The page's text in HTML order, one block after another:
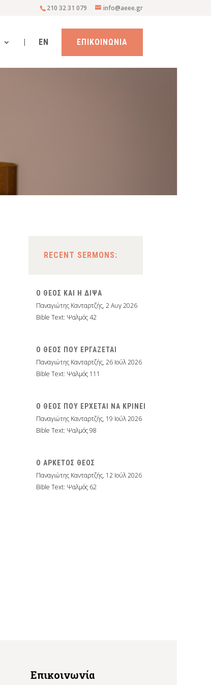
210 32 31 079 info@aeee.gr
| EN ΕΠΙΚΟΙΝΩΝΙΑ
RECENT SERMONS:
Ο ΘΕΟΣ ΚΑΙ Η ΔΙΨΑ
Παναγιώτης Κανταρτζής,2 Αυγ 2026
Bible Text: Ψαλμός 42
Ο ΘΕΟΣ ΠΟΥ ΕΡΓΑΖΕΤΑΙ
Παναγιώτης Κανταρτζής,26 Ιούλ 2026
Bible Text: Ψαλμός 111
Ο ΘΕΟΣ ΠΟΥ ΕΡΧΕΤΑΙ ΝΑ ΚΡΙΝΕΙ
Παναγιώτης Κανταρτζής, 19 Ιούλ 2026
Bible Text: Ψαλμός 98
Ο ΑΡΚΕΤΟΣ ΘΕΟΣ
Παναγιώτης Κανταρτζής, 12 Ιούλ 2026
Bible Text: Ψαλμός 62
Επικοινωνία